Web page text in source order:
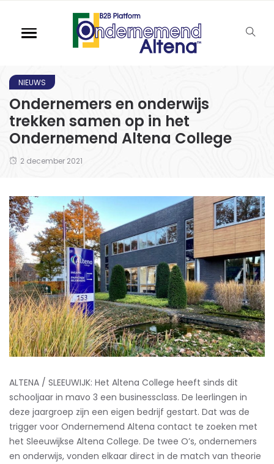
NIEUWS
Ondernemers en onderwijs
trekken samen op in het
Ondernemend Altena College
2 december 2021
ALTENA / SLEEUWIJK: Het Altena College heeft sinds dit
schooljaar in mavo 3 een businessclass. De leerlingen in
deze jaargroep zijn een eigen bedrijf gestart. Dat was de
trigger voor Ondernemend Altena contact te zoeken met
het Sleeuwijkse Altena College. De twee O’s, ondernemers
en onderwijs, vonden elkaar direct in de match van theorie